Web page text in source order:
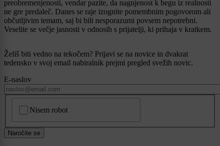
preobremenjenosti, vendar pazite, da nagnjenost k begu iz realnosti
ne gre predaleč. Danes se raje izognite pomembnim pogovorom ali
občutljivim temam, saj bi bili nesporazumi povsem nepotrebni.
Veselite se večje jasnosti v odnosih s prijatelji, ki prihaja v kratkem.
Želiš biti vedno na tekočem? Prijavi se na novice in dvakrat
tedensko v svoj email nabiralnik prejmi pregled svežih novic.
E-naslov
Nisem robot
Naročite se